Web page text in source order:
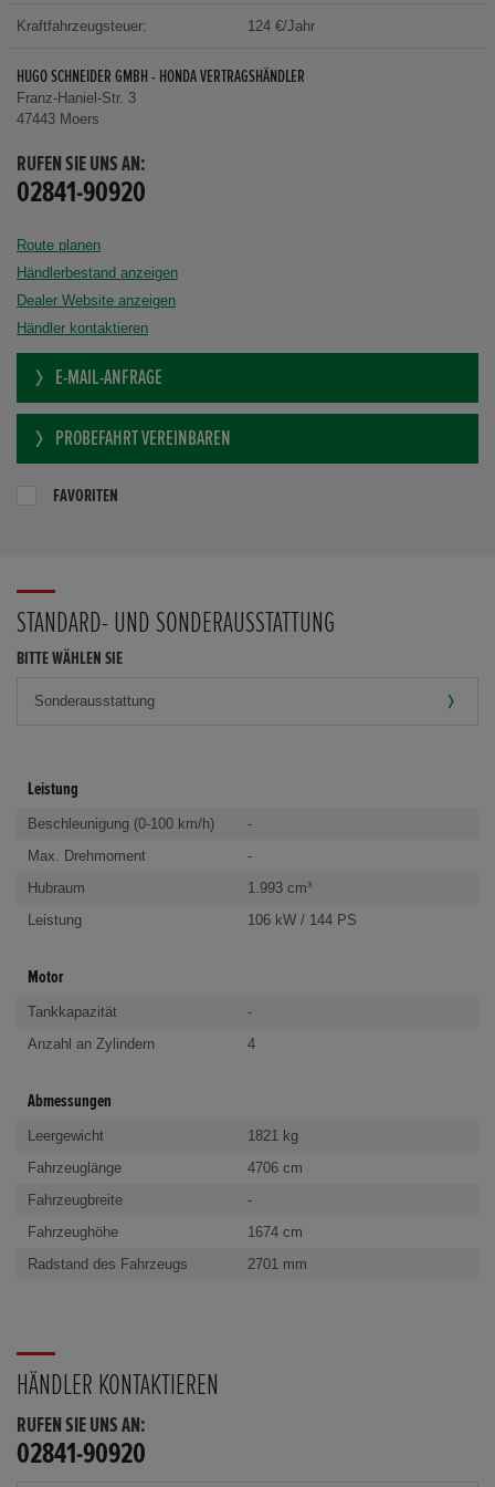
Kraftfahrzeugsteuer: 124 €/Jahr
HUGO SCHNEIDER GMBH - HONDA VERTRAGSHÄNDLER
Franz-Haniel-Str. 3
47443 Moers
RUFEN SIE UNS AN:
02841-90920
Route planen
Händlerbestand anzeigen
Dealer Website anzeigen
Händler kontaktieren
E-MAIL-ANFRAGE
PROBEFAHRT VEREINBAREN
FAVORITEN
STANDARD- UND SONDERAUSSTATTUNG
BITTE WÄHLEN SIE
Leistung
Beschleunigung (0-100 km/h)
-
Max. Drehmoment
-
Hubraum
1.993 cm³
Leistung
106 kW / 144 PS
Motor
Tankkapazität
-
Anzahl an Zylindern
4
Abmessungen
Leergewicht
1821 kg
Fahrzeuglänge
4706 cm
Fahrzeugbreite
-
Fahrzeughöhe
1674 cm
Radstand des Fahrzeugs
2701 mm
HÄNDLER KONTAKTIEREN
RUFEN SIE UNS AN:
02841-90920